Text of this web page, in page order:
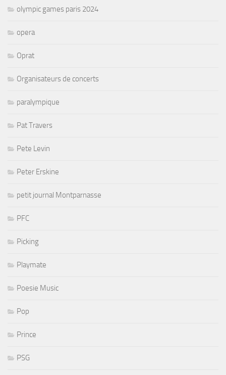
olympic games paris 2024
opera
Oprat
Organisateurs de concerts
paralympique
Pat Travers
Pete Levin
Peter Erskine
petit journal Montparnasse
PFC
Picking
Playmate
Poesie Music
Pop
Prince
PSG